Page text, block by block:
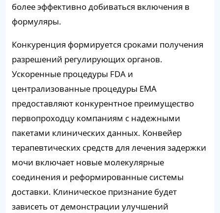
более эффективно добиваться включения в
формуляры.
Конкуренция формируется сроками получения
разрешений регулирующих органов.
Ускоренные процедуры FDA и
централизованные процедуры EMA
предоставляют конкурентное преимущество
первопроходцу компаниям с надежными
пакетами клинических данных. Конвейер
терапевтических средств для лечения задержки
мочи включает новые молекулярные
соединения и реформированные системы
доставки. Клиническое признание будет
зависеть от демонстрации улучшений